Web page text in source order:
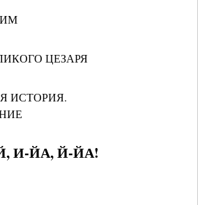
ЦЕЗАРЯ
ИСТОРИЯ.
И-ЙА, Й-ЙА!